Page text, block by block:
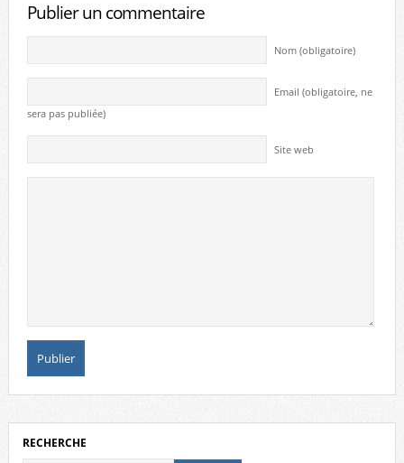
Publier un commentaire
Nom (obligatoire)
Email (obligatoire, ne
sera pas publiée)
Site web
RECHERCHE